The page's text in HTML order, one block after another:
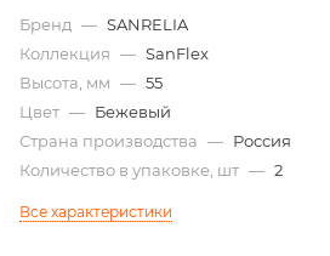
Бренд — SANRELIA
Коллекция — SanFlex
Высота, мм — 55
Цвет — Бежевый
Страна производства — Россия
Количество в упаковке, шт — 2
Все характеристики